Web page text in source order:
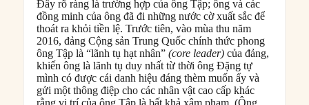
Đây rõ ràng là trường hợp của ông Tập; ông và các
đồng minh của ông đã đi những nước cờ xuất sắc để
thoát ra khỏi tiền lệ. Trước tiên, vào mùa thu năm
2016, đảng Cộng sản Trung Quốc chính thức phong
ông Tập là “lãnh tụ hạt nhân”(core leader) của đảng,
khiến ông là lãnh tụ duy nhất từ thời ông Đặng tự
mình có được cái danh hiệu đáng thèm muốn ấy và
gửi một thông điệp cho các nhân vật cao cấp khác
rằng vị trí của ông Tập là bất khả xâm phạm. (Ông